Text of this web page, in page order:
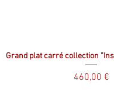
Grand plat carré collection
Prix
460,00 €